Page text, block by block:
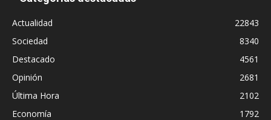
Actualidad
22843
Sociedad
8340
Destacado
4561
Opinión
2681
Última Hora
2102
Economía
1792